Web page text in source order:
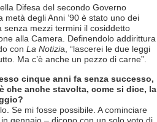
Difesa del secondo Governo
metà degli Anni ’90 è stato uno dei
mezzi termini il cosiddetto
alla Camera. Definendolo addirittura
con La Notizia, “lascerei le due leggi
Ma c’è anche un pezzo di carne”.
cinque anni fa senza successo,
che anche stavolta, come si dice, la
Se mi fosse possibile. A cominciare